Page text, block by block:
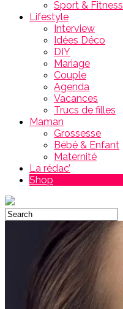
Sport & Fitness
Lifestyle
Interview
Idées Déco
DIY
Mariage
Couple
Agenda
Vacances
Trucs de filles
Maman
Grossesse
Bébé & Enfant
Maternité
La rédac’
Shop